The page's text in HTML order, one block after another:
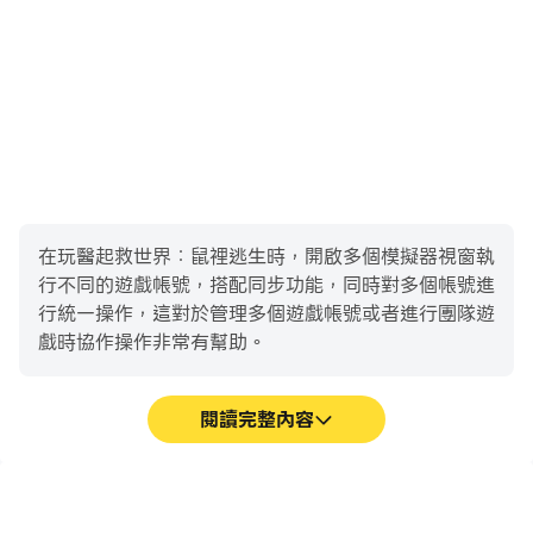
在玩醫起救世界：鼠裡逃生時，開啟多個模擬器視窗執
行不同的遊戲帳號，搭配同步功能，同時對多個帳號進
行統一操作，這對於管理多個遊戲帳號或者進行團隊遊
戲時協作操作非常有幫助。
閱讀完整內容